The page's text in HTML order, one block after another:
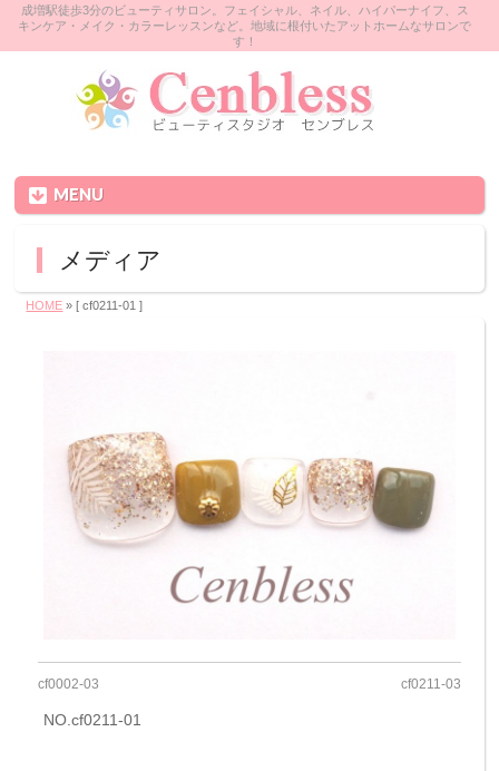
成増駅徒歩3分のビューティサロン。フェイシャル、ネイル、ハイパーナイフ、ス
キンケア・メイク・カラーレッスンなど。地域に根付いたアットホームなサロンで
す！
MENU
メディア
HOME » [ cf0211-01 ]
cf0002-03 cf0211-03
NO.cf0211-01